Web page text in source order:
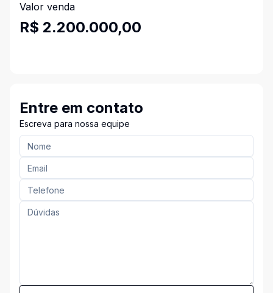
Valor venda
R$ 2.200.000,00
Entre em contato
Escreva para nossa equipe